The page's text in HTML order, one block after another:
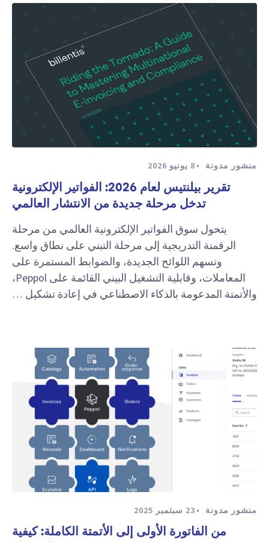
منشور مدونة 8 يونيو 2026
تقرير بيلنتيس لعام 2026: الفواتير الإلكترونية
تدخل مرحلة جديدة من الانتشار العالمي
يتحول سوق الفواتير الإلكترونية العالمي من مرحلة
الرقمنة التدريجية إلى مرحلة التبني على نطاق واسع.
وتسهم اللوائح الجديدة، والضوابط المستمرة على
المعاملات، وقابلية التشغيل البيني القائمة على Peppol،
والأتمتة المدعومة بالذكاء الاصطناعي في إعادة تشكيل …
منشور مدونة 23 سبتمبر 2025
من الفاتورة الأولى إلى الأتمتة الكاملة: كيفية